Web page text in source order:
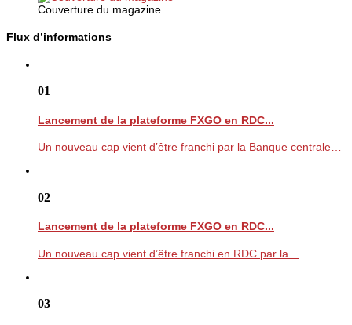
Couverture du magazine
Flux d’informations
01
Lancement de la plateforme FXGO en RDC...
Un nouveau cap vient d’être franchi par la Banque centrale…
02
Lancement de la plateforme FXGO en RDC...
Un nouveau cap vient d’être franchi en RDC par la…
03